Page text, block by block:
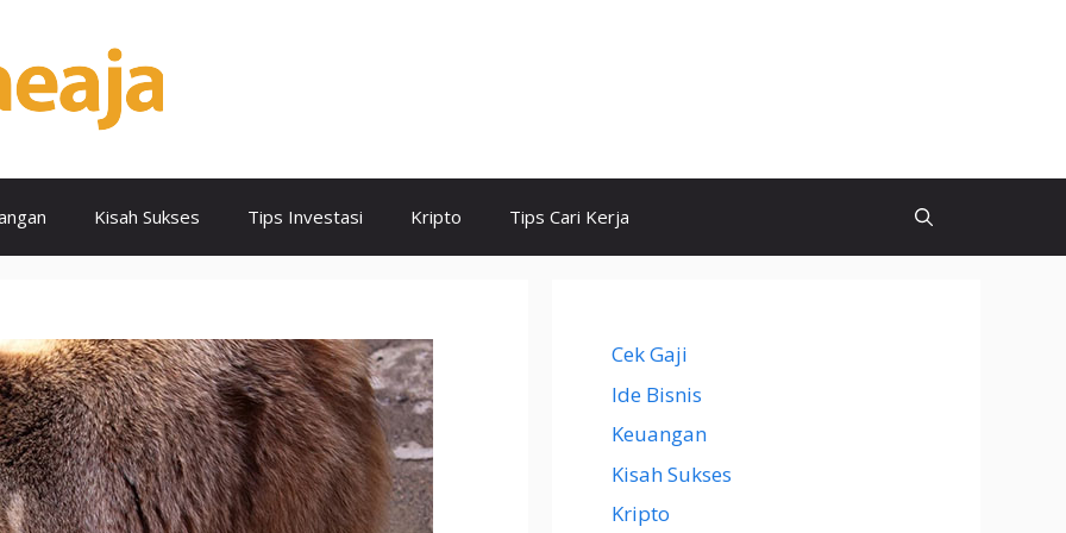
Kisah Sukses Tips Investasi Kripto Tips Cari Kerja
Cek Gaji
Ide Bisnis
Keuangan
Kisah Sukses
Kripto